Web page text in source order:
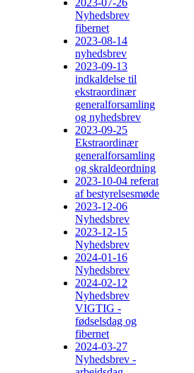
Nyhedsbrev
fibernet
2023-08-14
nyhedsbrev
2023-09-13
indkaldelse til
ekstraordinær
generalforsamling
og nyhedsbrev
2023-09-25
Ekstraordinær
generalforsamling
og skraldeordning
2023-10-04 referat
af bestyrelsesmøde
2023-12-06
Nyhedsbrev
2023-12-15
Nyhedsbrev
2024-01-16
Nyhedsbrev
2024-02-12
Nyhedsbrev
VIGTIG -
fødselsdag og
fibernet
2024-03-27
Nyhedsbrev -